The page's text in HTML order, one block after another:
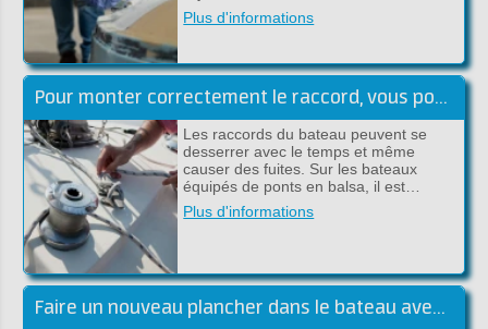
Plus d'informations
Pour monter correctement le raccord, vous pouvez utiliser le plan suivant, étape par étape:
Les raccords du bateau peuvent se
desserrer avec le temps et même
causer des fuites. Sur les bateaux
équipés de ponts en balsa, il est…
Plus d'informations
Faire un nouveau plancher dans le bateau avec du polyester